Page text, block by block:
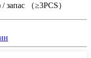
запас （≥3PCS）